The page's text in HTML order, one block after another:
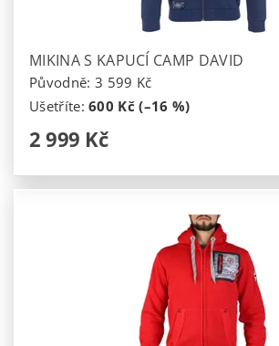
MIKINA S KAPUCÍ CAMP DAVID
Původně: 3 599 Kč
Ušetříte:600 Kč (–16 %)
2 999 Kč